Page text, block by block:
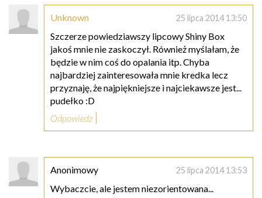
Unknown 25 lipca 2014 13:50
Szczerze powiedziawszy lipcowy Shiny Box
jakoś mnie nie zaskoczył. Również myślałam, że
będzie w nim coś do opalania itp. Chyba
najbardziej zainteresowała mnie kredka lecz
przyznaję, że najpiękniejsze i najciekawsze jest...
pudełko :D
Odpowiedz
Anonimowy 25 lipca 2014 13:53
Wybaczcie, ale jestem niezorientowana...